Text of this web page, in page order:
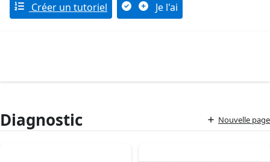
Créer un tutoriel Je l'ai
Diagnostic Nouvelle page